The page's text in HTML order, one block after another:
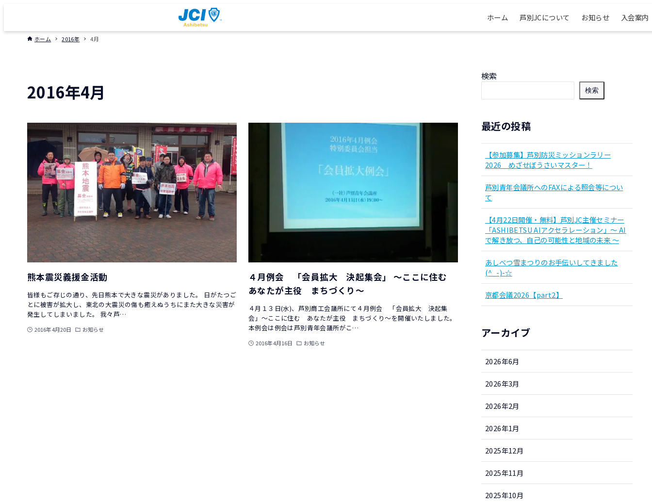
ホーム 芦別JCについて お知らせ 入会案内
ホーム 2016年 4月
2016年4月
熊本震災義援金活動
皆様もご存じの通り、先日熊本で大きな震災がありました。 日がたつご
とに被害が拡大し、東北の大震災の傷も癒えぬうちにまた大きな災害が
発生してしまいました。 我々芦…
2016年4月20日 お知らせ
４月例会 「会員拡大 決起集会」 ～ここに住む
あなたが主役 まちづくり～
４月１３日(水)、芦別商工会議所にて４月例会 「会員拡大 決起集
会」～ここに住む あなたが主役 まちづくり～を開催いたしました。
本例会は例会は芦別青年会議所がこ…
2016年4月16日 お知らせ
検索
検索
最近の投稿
【参加募集】芦別防災ミッションラリー
2026 めざせぼうさいマスター！
芦別青年会議所へのFAXによる照会等につい
て
【4月22日開催・無料】芦別JC主催セミナー
「ASHIBETSU AIアクセラレーション」～ AI
で解き放つ、自己の可能性と地域の未来 ～
あしべつ雪まつりのお手伝いしてきました
(^_-)-☆
京都会議2026【part2】
アーカイブ
2026年6月
2026年3月
2026年2月
2026年1月
2025年12月
2025年11月
2025年10月